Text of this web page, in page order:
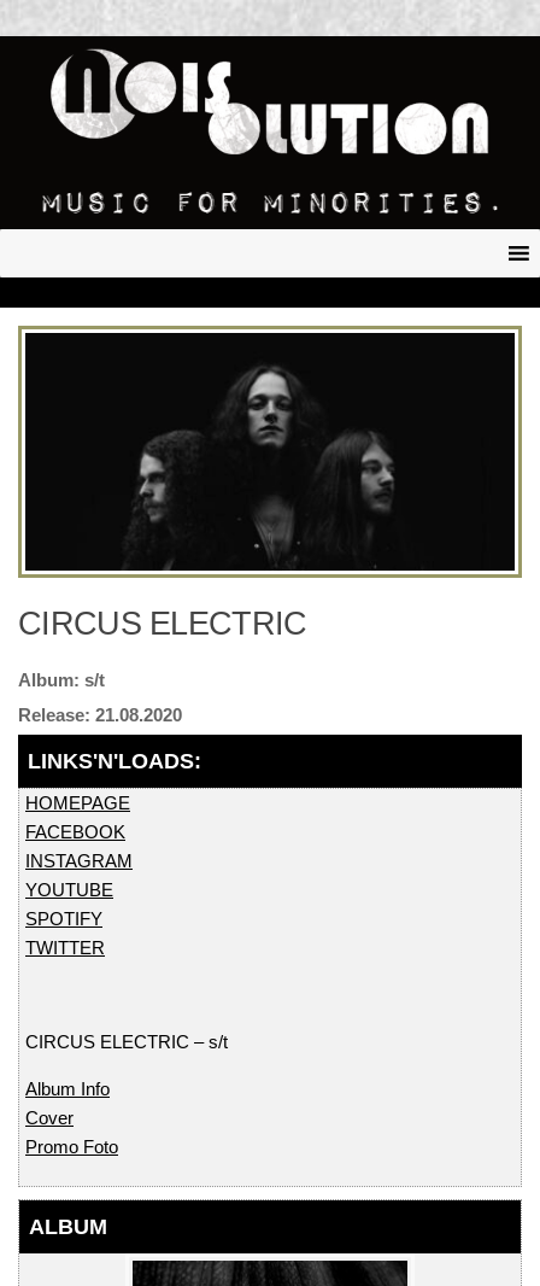
CIRCUS ELECTRIC
s/t
21.08.2020
HOMEPAGE
FACEBOOK
INSTAGRAM
YOUTUBE
SPOTIFY
TWITTER
CIRCUS ELECTRIC – s/t
Album Info
Cover
Promo Foto
ALBUM